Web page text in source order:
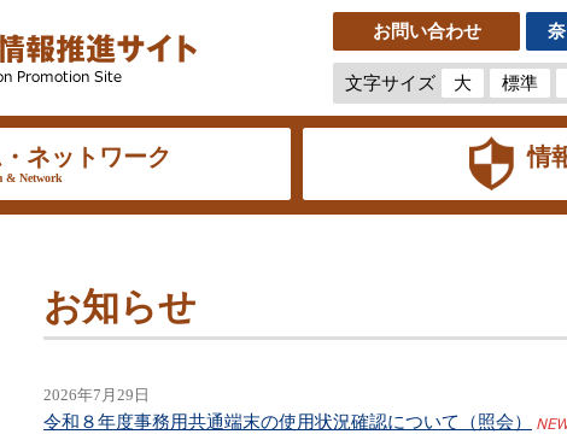
お問い合わせ
文字サイズ 大 標準
ネットワーク
& Network
情
お知らせ
2026年7月29日
令和８年度事務用共通端末の使用状況確認について（照会）